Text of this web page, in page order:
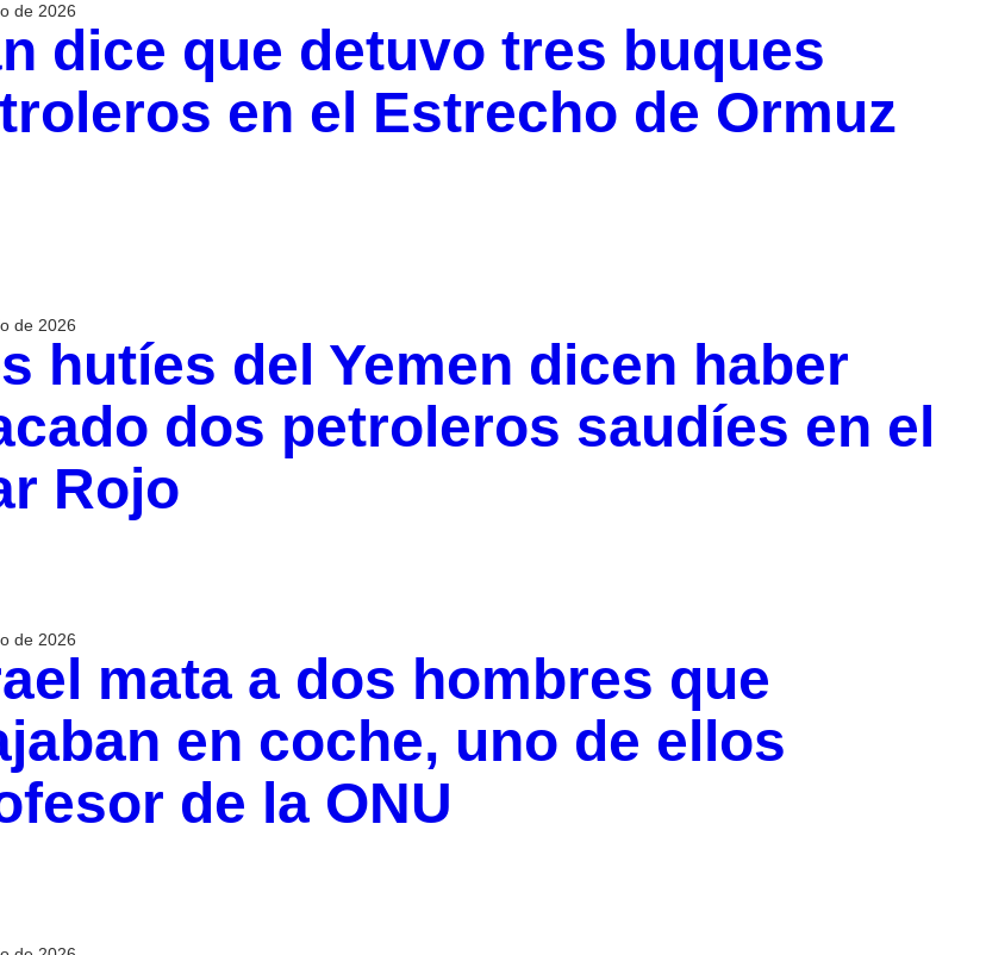
de 2026
dice que detuvo tres buques
en el Estrecho de Ormuz
de 2026
hutíes del Yemen dicen haber
dos petroleros saudíes en el
Rojo
de 2026
mata a dos hombres que
en coche, uno de ellos
de la ONU